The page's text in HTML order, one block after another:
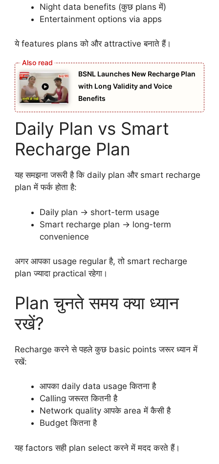
Night data benefits (कुछ plans में)
Entertainment options via apps
ये features plans को और attractive बनाते हैं।
BSNL Launches New Recharge Plan
with Long Validity and Voice
Benefits
Daily Plan vs Smart
Recharge Plan
यह समझना जरूरी है कि daily plan और smart recharge
plan में फर्क होता है:
Daily plan → short-term usage
Smart recharge plan → long-term
convenience
अगर आपका usage regular है, तो smart recharge
plan ज्यादा practical रहेगा।
Plan चुनते समय क्या ध्यान
रखें?
Recharge करने से पहले कुछ basic points जरूर ध्यान में
रखें:
आपका daily data usage कितना है
Calling जरूरत कितनी है
Network quality आपके area में कैसी है
Budget कितना है
यह factors सही plan select करने में मदद करते हैं।